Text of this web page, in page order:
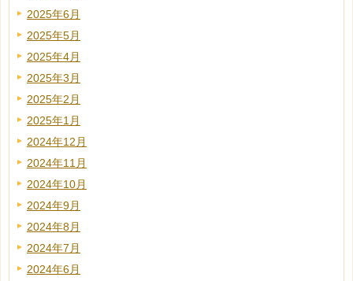
2025年6月
2025年5月
2025年4月
2025年3月
2025年2月
2025年1月
2024年12月
2024年11月
2024年10月
2024年9月
2024年8月
2024年7月
2024年6月